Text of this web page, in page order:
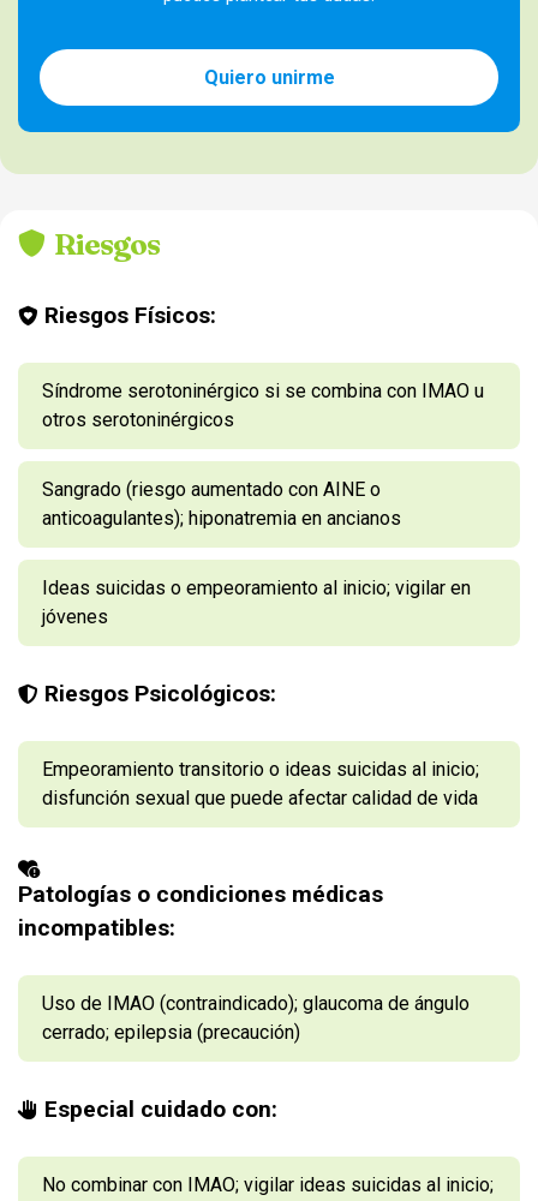
Quiero unirme
Riesgos
Riesgos Físicos:
Síndrome serotoninérgico si se combina con IMAO u
otros serotoninérgicos
Sangrado (riesgo aumentado con AINE o
anticoagulantes); hiponatremia en ancianos
Ideas suicidas o empeoramiento al inicio; vigilar en
jóvenes
Riesgos Psicológicos:
Empeoramiento transitorio o ideas suicidas al inicio;
disfunción sexual que puede afectar calidad de vida
Patologías o condiciones médicas
incompatibles:
Uso de IMAO (contraindicado); glaucoma de ángulo
cerrado; epilepsia (precaución)
Especial cuidado con:
No combinar con IMAO; vigilar ideas suicidas al inicio;